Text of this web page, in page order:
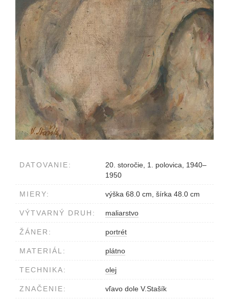
DATOVANIE:
20. storočie, 1. polovica, 1940–
1950
MIERY: výška 68.0 cm, šírka 48.0 cm
VÝTVARNÝ DRUH: maliarstvo
ŽÁNER: portrét
MATERIÁL: plátno
TECHNIKA: olej
ZNAČENIE: vľavo dole V.Stašík